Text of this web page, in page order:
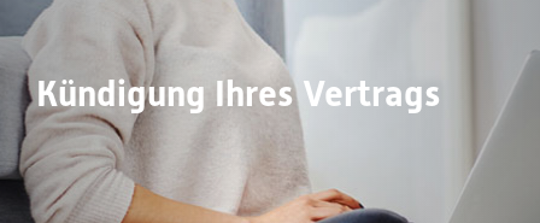
Kündigung Ihres Vertrags